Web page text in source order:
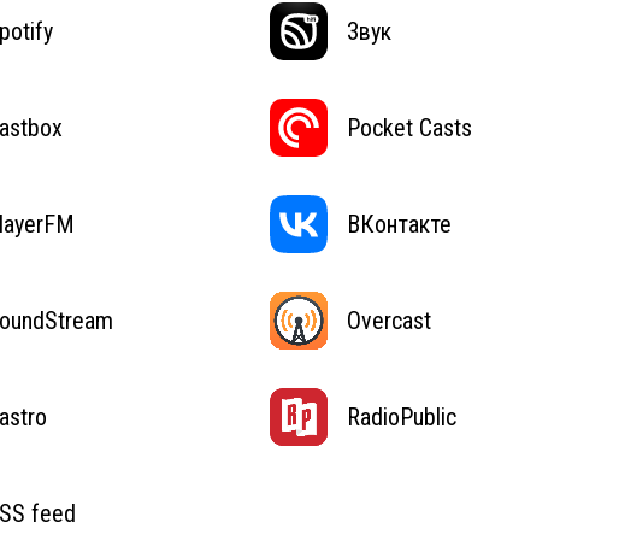
Звук
Pocket Casts
ВКонтакте
Overcast
RadioPublic
feed